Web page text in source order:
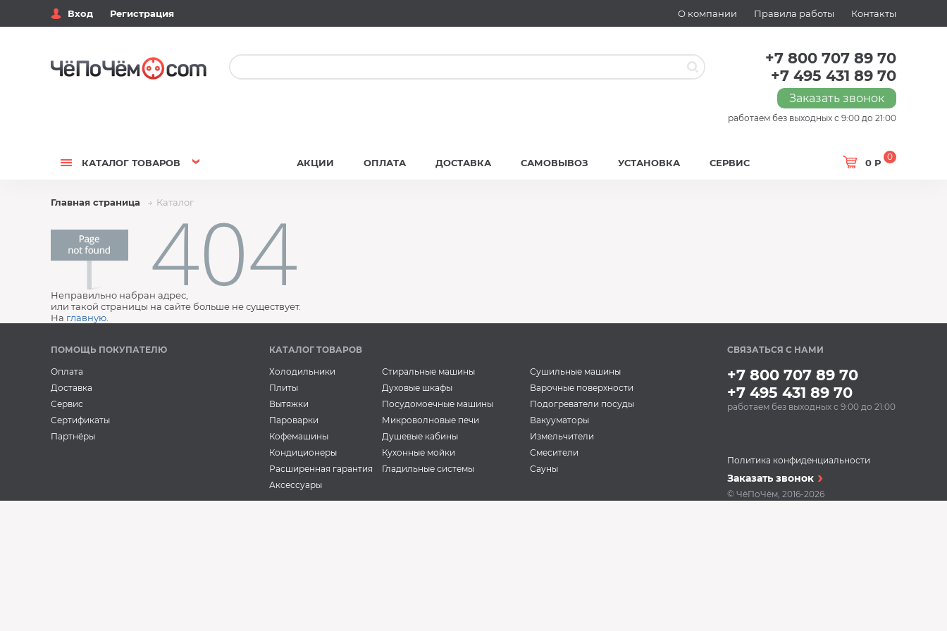
Вход Регистрация О компании Правила работы Контакты
+7 800 707 89 70
+7 495 431 89 70
Заказать звонок
работаем без выходных с 9:00 до 21:00
КАТАЛОГ ТОВАРОВ 0 Р
0
АКЦИИ ОПЛАТА ДОСТАВКА САМОВЫВОЗ УСТАНОВКА СЕРВИС
Главная страница Каталог
Неправильно набран адрес,
или такой страницы на сайте больше не существует.
На главную
ПОМОЩЬ ПОКУПАТЕЛЮ
Оплата
Доставка
Сервис
Сертификаты
Партнёры
СВЯЗАТЬСЯ С НАМИ
+7 800 707 89 70
+7 495 431 89 70
работаем без выходных с 9:00 до 21:00
Политика конфиденциальности
Заказать звонок
© ЧёПоЧём, 2016-2026
КАТАЛОГ ТОВАРОВ
Холодильники Стиральные машины
Сушильные машины
Плиты
Духовые шкафы
Варочные поверхности
Вытяжки
Посудомоечные машины
Подогреватели посуды
Пароварки
Микроволновые печи
Вакууматоры
Кофемашины
Душевые кабины
Измельчители
Кондиционеры
Кухонные мойки
Смесители
Расширенная гарантия
Гладильные системы
Сауны
Аксессуары